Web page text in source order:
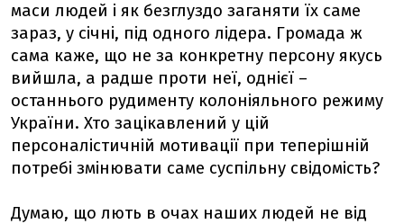
маси людей і як безглуздо заганяти їх саме
зараз, у січні, під одного лідера. Громада ж
сама каже, що не за конкретну персону якусь
вийшла, а радше проти неї, однієї –
останнього рудименту колоніяльного режиму
України. Хто зацікавлений у цій
персоналістичній мотивації при теперішній
потребі змінювати саме суспільну свідомість?
Думаю, що лють в очах наших людей не від